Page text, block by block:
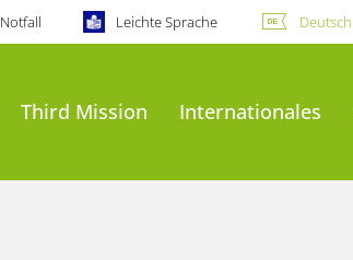
Notfall Leichte Sprache Deutsch
Third Mission Internationales